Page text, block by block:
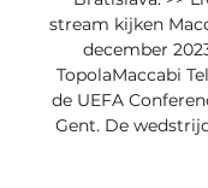
stream kijken
december
TopolaMaccabi
de UEFA
Gent. De